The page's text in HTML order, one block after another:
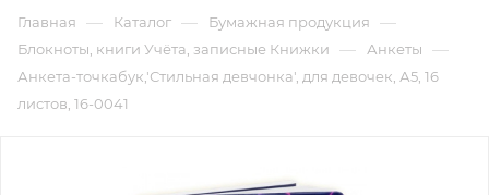
Главная — Каталог — Бумажная продукция —
Блокноты, книги Учёта, записные Книжки — Анкеты —
Анкета-точкабук,'Стильная девчонка', для девочек, А5, 16
листов, 16-0041